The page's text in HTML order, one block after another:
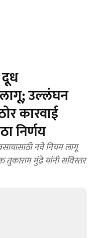
दूध
उल्लंघन
कारवाई
निर्णय
नवे नियम लागू
मुंढे यांनी सविस्तर